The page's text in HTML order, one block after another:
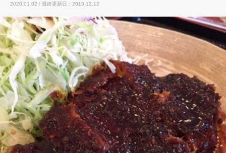
2020.01.02 / 最終更新日：2019.12.12